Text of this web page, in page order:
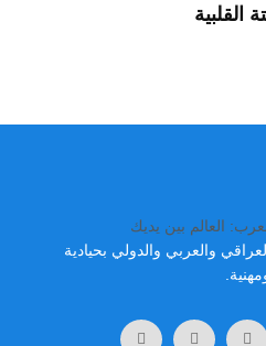
القلبية
والعربي والدولي بحيادية